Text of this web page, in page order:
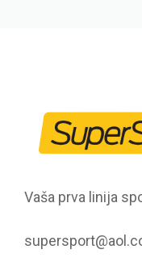
Vaša prva linija